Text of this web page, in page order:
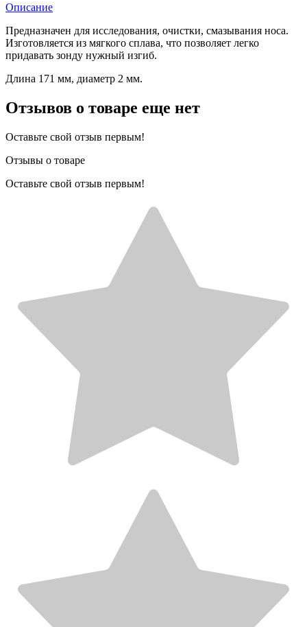
Описание
Предназначен для исследования, очистки, смазывания носа.
Изготовляется из мягкого сплава, что позволяет легко
придавать зонду нужный изгиб.
Длина 171 мм, диаметр 2 мм.
Отзывов о товаре еще нет
Оставьте свой отзыв первым!
Отзывы о товаре
Оставьте свой отзыв первым!